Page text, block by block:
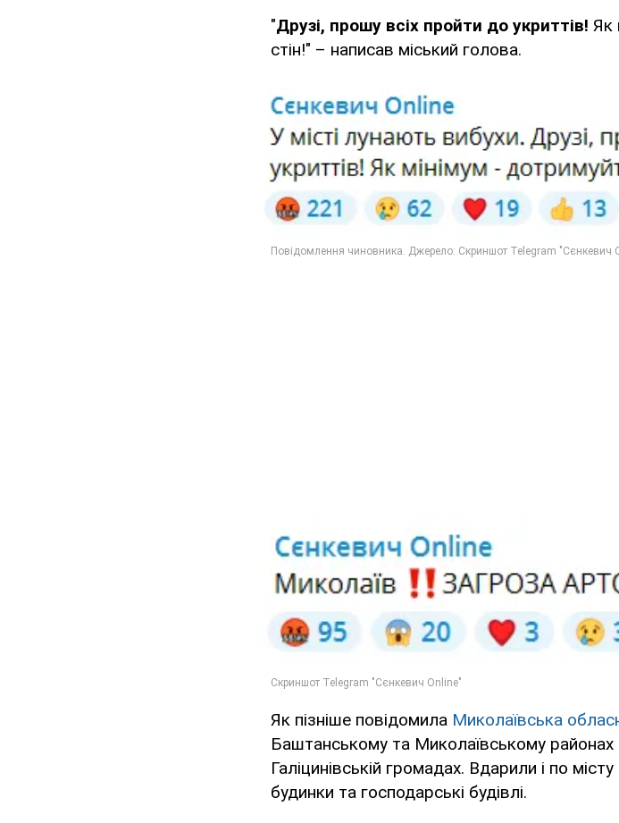
"Друзі, прошу всіх пройти до укриттів! Як
стін!" – написав міський голова.
Як пізніше повідомила Миколаївська
Баштанському та Миколаївському районах
Галіцинівській громадах. Вдарили і по
будинки та господарські будівлі.